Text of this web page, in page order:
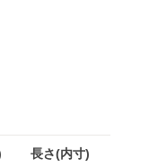
長さ(内寸)